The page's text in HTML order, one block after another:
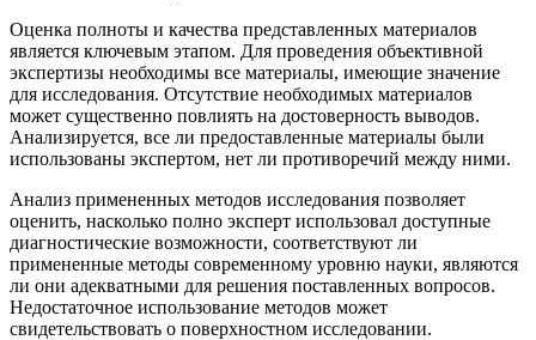
Оценка полноты и качества представленных материалов
является ключевым этапом. Для проведения объективной
экспертизы необходимы все материалы, имеющие значение
для исследования. Отсутствие необходимых материалов
может существенно повлиять на достоверность выводов.
Анализируется, все ли предоставленные материалы были
использованы экспертом, нет ли противоречий между ними.
Анализ примененных методов исследования позволяет
оценить, насколько полно эксперт использовал доступные
диагностические возможности, соответствуют ли
примененные методы современному уровню науки, являются
ли они адекватными для решения поставленных вопросов.
Недостаточное использование методов может
свидетельствовать о поверхностном исследовании.